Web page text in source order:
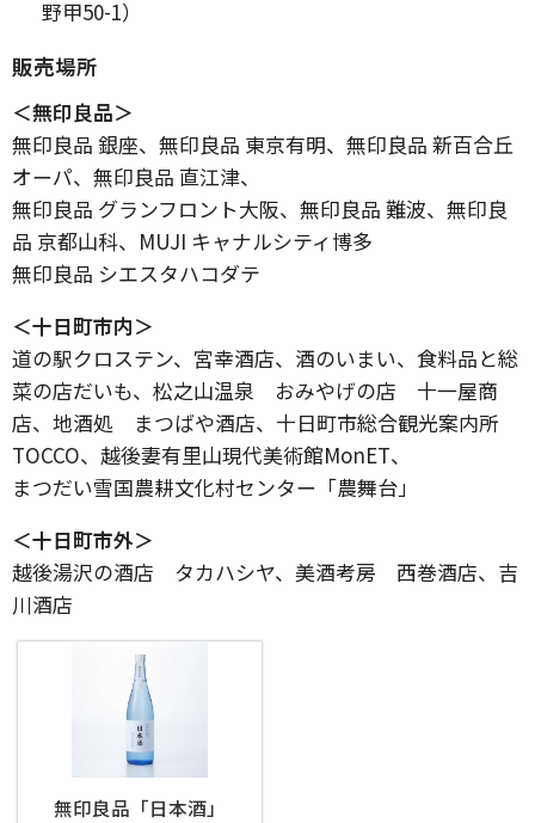
野甲50-1）
販売場所
＜無印良品＞
無印良品 銀座、無印良品 東京有明、無印良品 新百合丘
オーパ、無印良品 直江津、
無印良品 グランフロント大阪、無印良品 難波、無印良
品 京都山科、MUJI キャナルシティ博多
無印良品 シエスタハコダテ
＜十日町市内＞
道の駅クロステン、宮幸酒店、酒のいまい、食料品と総
菜の店だいも、松之山温泉 おみやげの店 十一屋商
店、地酒処 まつばや酒店、十日町市総合観光案内所
TOCCO、越後妻有里山現代美術館MonET、
まつだい雪国農耕文化村センター「農舞台」
＜十日町市外＞
越後湯沢の酒店 タカハシヤ、美酒考房 西巻酒店、吉
川酒店
無印良品「日本酒」